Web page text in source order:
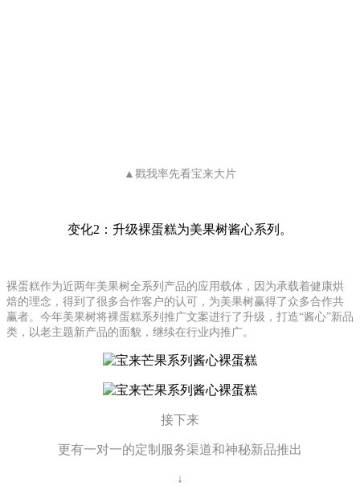
▲戳我率先看宝来大片
变化2：升级裸蛋糕为美果树酱心系列。
裸蛋糕作为近两年美果树全系列产品的应用载体，因为承载着健康烘
焙的理念，得到了很多合作客户的认可，为美果树赢得了众多合作共
赢者。今年美果树将裸蛋糕系列推广文案进行了升级，打造“酱心”新品
类，以老主题新产品的面貌，继续在行业内推广。
接下来
更有一对一的定制服务渠道和神秘新品推出
↓